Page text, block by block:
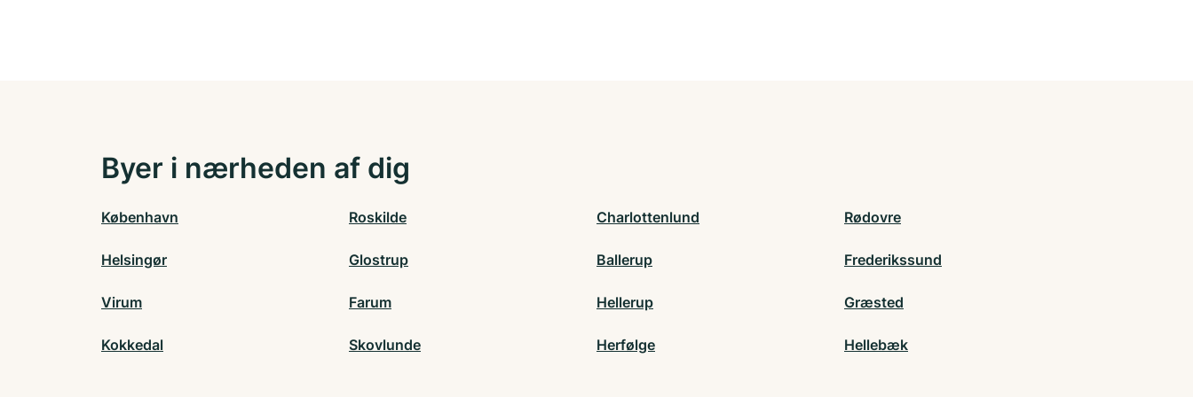
Byer i nærheden af dig
København Roskilde Charlottenlund Rødovre
Helsingør Glostrup Ballerup Frederikssund
Virum Farum Hellerup Græsted
Kokkedal Skovlunde Herfølge Hellebæk